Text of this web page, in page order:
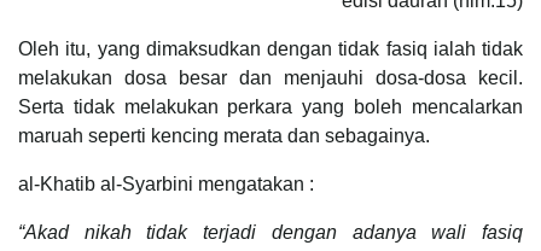
Oleh itu, yang dimaksudkan dengan tidak fasiq ialah tidak
melakukan dosa besar dan menjauhi dosa-dosa kecil.
Serta tidak melakukan perkara yang boleh mencalarkan
maruah seperti kencing merata dan sebagainya.
al-Khatib al-Syarbini mengatakan :
“Akad nikah tidak terjadi dengan adanya wali fasiq